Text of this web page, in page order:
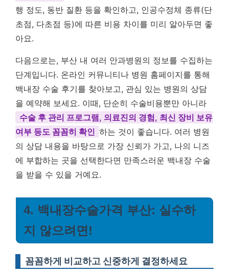
행 정도, 동반 질환 등을 확인하고, 인공수정체 종류(단
초점, 다초점 등)에 따른 비용 차이를 미리 알아두면 좋
아요.
다음으로는, 부산 내 여러 안과병원의 정보를 수집하는
단계입니다. 온라인 커뮤니티나 병원 홈페이지를 통해
백내장 수술 후기를 찾아보고, 관심 있는 병원의 상담
을 예약해 보세요. 이때, 단순히 수술비용뿐만 아니라
수술 후 관리 프로그램, 의료진의 경험, 최신 장비 보유
여부 등도 꼼꼼히 확인 하는 것이 좋습니다. 여러 병원
의 상담 내용을 바탕으로 가장 신뢰가 가고, 나의 니즈
에 부합하는 곳을 선택한다면 만족스러운 백내장 수술
을 받을 수 있을 거예요.
4. 백내장수술가격 부산: 실수하
지 않으려면!
꼼꼼하게 비교하고 신중하게 결정하세요